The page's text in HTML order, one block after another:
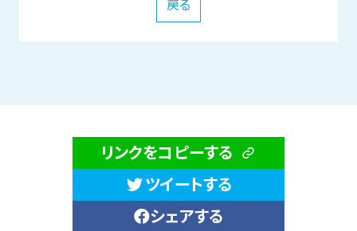
戻る
リンクをコピーする
ツイートする
シェアする